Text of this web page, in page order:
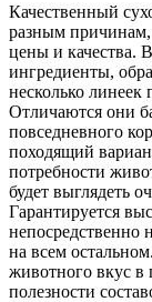
Качественный
разным
цены и качества.
ингредиенты,
несколько линеек
Отличаются они
повседневного
походящий
потребности
будет выглядеть
Гарантируется
непосредственно
на всем
животного вкус в
полезности